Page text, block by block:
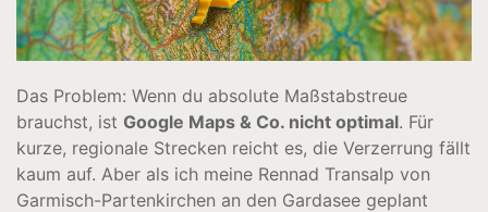
Das Problem: Wenn du absolute Maßstabstreue
brauchst, ist Google Maps & Co. nicht optimal. Für
kurze, regionale Strecken reicht es, die Verzerrung fällt
kaum auf. Aber als ich meine Rennad Transalp von
Garmisch-Partenkirchen an den Gardasee geplant